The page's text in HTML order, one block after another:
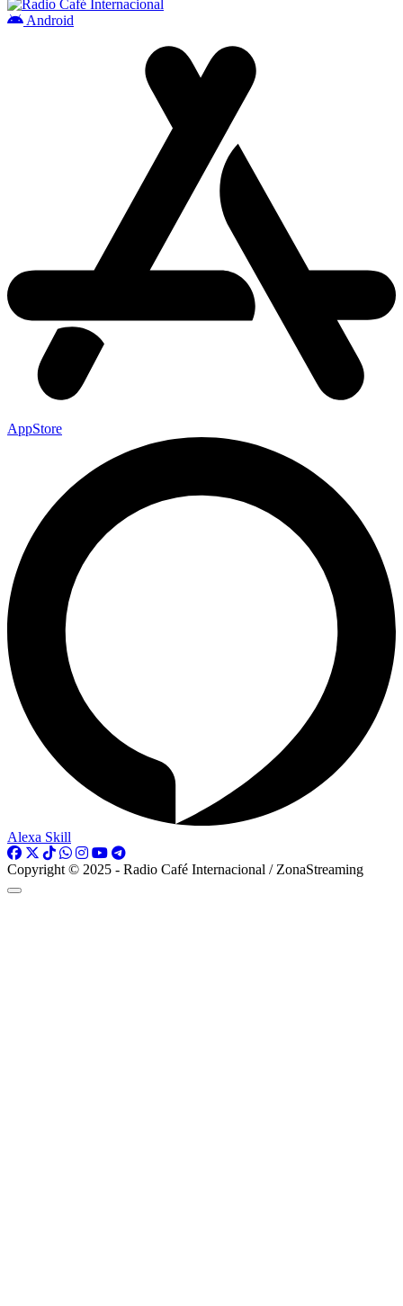
Android
AppStore
Alexa Skill
Copyright © 2025 - Radio Café Internacional / ZonaStreaming